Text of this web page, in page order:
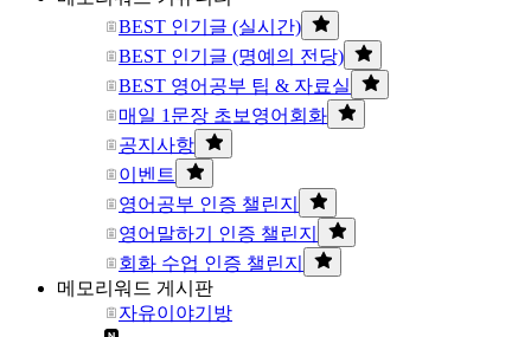
BEST 인기글 (실시간)
BEST 인기글 (명예의 전당)
BEST 영어공부 팁 & 자료실
매일 1문장 초보영어회화
공지사항
이벤트
영어공부 인증 챌린지
영어말하기 인증 챌린지
회화 수업 인증 챌린지
메모리워드 게시판
자유이야기방